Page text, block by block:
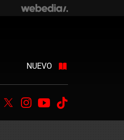
NUEVO
Facebook
TwitterInstagram
Youtube